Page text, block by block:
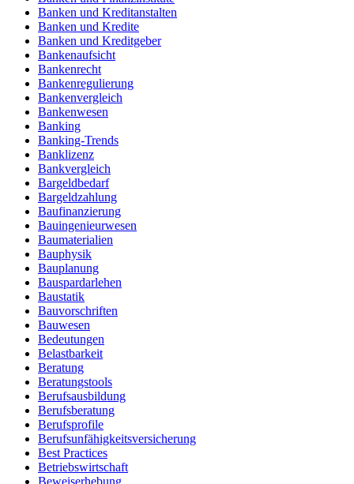
Banken und Kreditanstalten
Banken und Kredite
Banken und Kreditgeber
Bankenaufsicht
Bankenrecht
Bankenregulierung
Bankenvergleich
Bankenwesen
Banking
Banking-Trends
Banklizenz
Bankvergleich
Bargeldbedarf
Bargeldzahlung
Baufinanzierung
Bauingenieurwesen
Baumaterialien
Bauphysik
Bauplanung
Bauspardarlehen
Baustatik
Bauvorschriften
Bauwesen
Bedeutungen
Belastbarkeit
Beratung
Beratungstools
Berufsausbildung
Berufsberatung
Berufsprofile
Berufsunfähigkeitsversicherung
Best Practices
Betriebswirtschaft